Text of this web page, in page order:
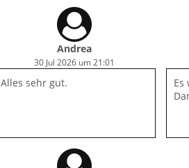
Eisbergsalat rausgefallen ist
Andrea
30 Jul 2026 um 21:01
Alles sehr gut.
Es